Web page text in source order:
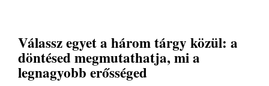
Válassz egyet a három tárgy közül: a
döntésed megmutathatja, mi a
legnagyobb erősséged